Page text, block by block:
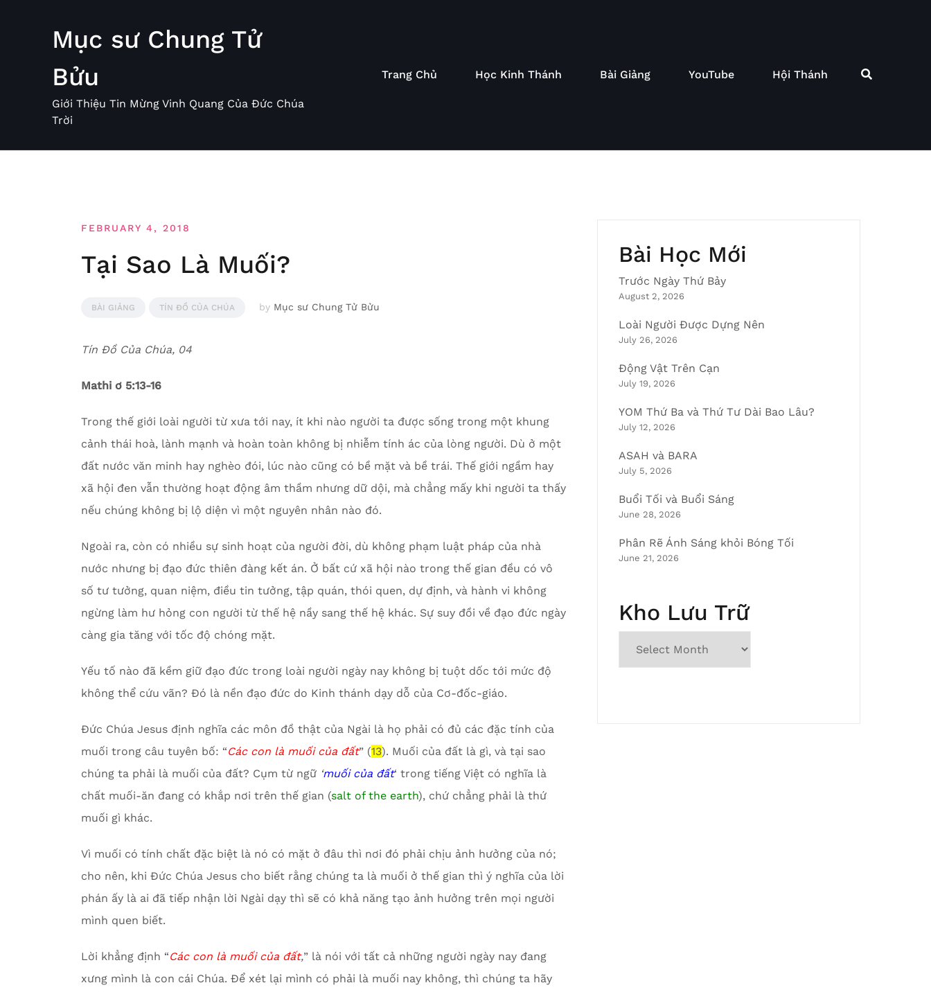
Mục sư Chung Tử
Bửu
Giới Thiệu Tin Mừng Vinh Quang Của Đức Chúa
Trời
Trang Chủ Học Kinh Thánh Bài Giảng YouTube Hội Thánh
FEBRUARY 4, 2018
Tại Sao Là Muối?
BÀI GIẢNG TÍN ĐỒ CỦA CHÚA by Mục sư Chung Tử Bửu
Tín Đồ Của Chúa, 04
Mathi ơ 5:13-16
Trong thế giới loài người từ xưa tới nay, ít khi nào người ta được sống trong một khung
cảnh thái hoà, lành mạnh và hoàn toàn không bị nhiễm tính ác của lòng người. Dù ở một
đất nước văn minh hay nghèo đói, lúc nào cũng có bề mặt và bề trái. Thế giới ngầm hay
xã hội đen vẫn thường hoạt động âm thầm nhưng dữ dội, mà chẳng mấy khi người ta thấy
nếu chúng không bị lộ diện vì một nguyên nhân nào đó.
Ngoài ra, còn có nhiều sự sinh hoạt của người đời, dù không phạm luật pháp của nhà
nước nhưng bị đạo đức thiên đàng kết án. Ở bất cứ xã hội nào trong thế gian đều có vô
số tư tưởng, quan niệm, điều tin tưởng, tập quán, thói quen, dự định, và hành vi không
ngừng làm hư hỏng con người từ thế hệ nầy sang thế hệ khác. Sự suy đồi về đạo đức ngày
càng gia tăng với tốc độ chóng mặt.
Yếu tố nào đã kềm giữ đạo đức trong loài người ngày nay không bị tuột dốc tới mức độ
không thể cứu vãn? Đó là nền đạo đức do Kinh thánh dạy dỗ của Cơ-đốc-giáo.
Đức Chúa Jesus định nghĩa các môn đồ thật của Ngài là họ phải có đủ các đặc tính của
muối trong câu tuyên bố: “Các con là muối của đất” (13). Muối của đất là gì, và tại sao
chúng ta phải là muối của đất? Cụm từ ngữ ‘muối của đất‘ trong tiếng Việt có nghĩa là
chất muối-ăn đang có khắp nơi trên thế gian (salt of the earth), chứ chẳng phải là thứ
muối gì khác.
Vì muối có tính chất đặc biệt là nó có mặt ở đâu thì nơi đó phải chịu ảnh hưởng của nó;
cho nên, khi Đức Chúa Jesus cho biết rằng chúng ta là muối ở thế gian thì ý nghĩa của lời
phán ấy là ai đã tiếp nhận lời Ngài dạy thì sẽ có khả năng tạo ảnh hưởng trên mọi người
mình quen biết.
Lời khẳng định “Các con là muối của đất,” là nói với tất cả những người ngày nay đang
xưng mình là con cái Chúa. Để xét lại mình có phải là muối nay không, thì chúng ta hãy
Bài Học Mới
Trước Ngày Thứ Bảy
August 2, 2026
Loài Người Được Dựng Nên
July 26, 2026
Động Vật Trên Cạn
July 19, 2026
YOM Thứ Ba và Thứ Tư Dài Bao Lâu?
July 12, 2026
ASAH và BARA
July 5, 2026
Buổi Tối và Buổi Sáng
June 28, 2026
Phân Rẽ Ánh Sáng khỏi Bóng Tối
June 21, 2026
Kho Lưu Trữ